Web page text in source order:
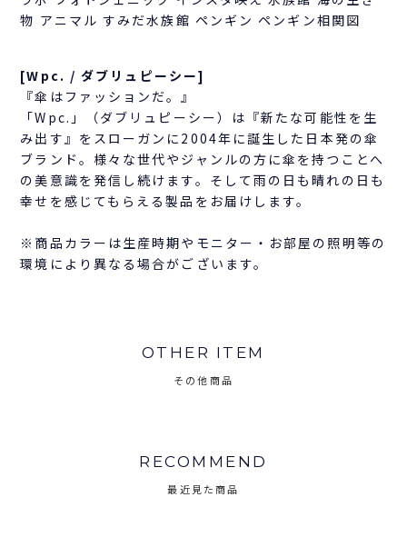
物 アニマル すみだ水族館 ペンギン ペンギン相関図
[Wpc. / ダブリュピーシー]
『傘はファッションだ。』
「Wpc.」（ダブリュピーシー）は『新たな可能性を生
み出す』をスローガンに2004年に誕生した日本発の傘
ブランド。様々な世代やジャンルの方に傘を持つことへ
の美意識を発信し続けます。そして雨の日も晴れの日も
幸せを感じてもらえる製品をお届けします。
※商品カラーは生産時期やモニター・お部屋の照明等の
環境により異なる場合がございます。
OTHER ITEM
その他商品
RECOMMEND
最近見た商品